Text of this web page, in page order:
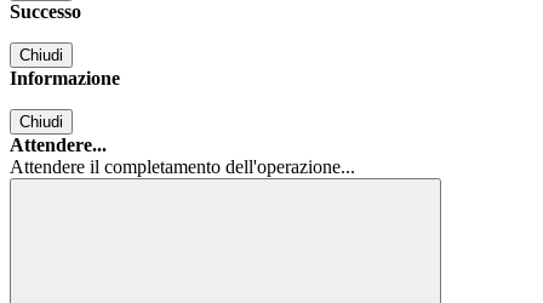
Successo
Chiudi
Informazione
Chiudi
Attendere...
Attendere il completamento dell'operazione...